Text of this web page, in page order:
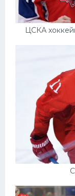
ЦСКА